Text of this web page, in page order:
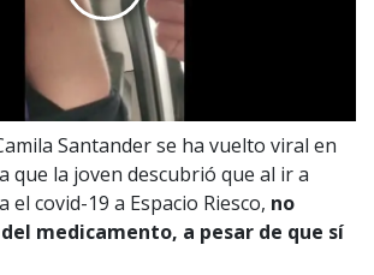
Santander se ha vuelto viral en
que la joven descubrió que al ir a
el covid-19 a Espacio Riesco, no
medicamento, a pesar de que sí